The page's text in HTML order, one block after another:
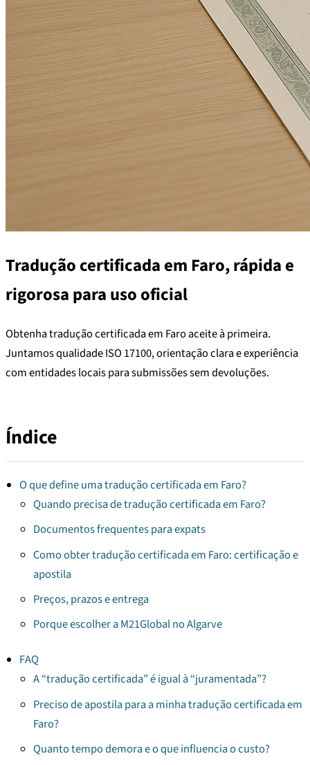
Tradução certificada em Faro, rápida e
rigorosa para uso oficial
Obtenha tradução certificada em Faro aceite à primeira.
Juntamos qualidade ISO 17100, orientação clara e experiência
com entidades locais para submissões sem devoluções.
Índice
O que define uma tradução certificada em Faro?
Quando precisa de tradução certificada em Faro?
Documentos frequentes para expats
Como obter tradução certificada em Faro: certificação e
apostila
Preços, prazos e entrega
Porque escolher a M21Global no Algarve
FAQ
A “tradução certificada” é igual à “juramentada”?
Preciso de apostila para a minha tradução certificada em
Faro?
Quanto tempo demora e o que influencia o custo?